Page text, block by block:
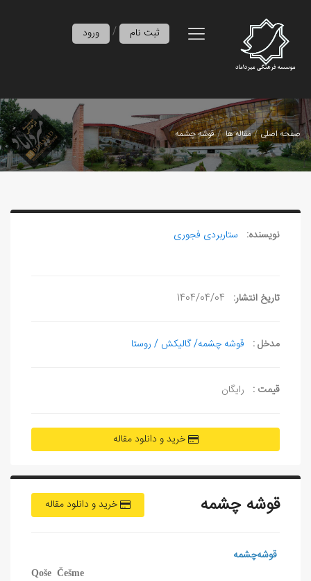
ورود / ثبت نام
صفحه اصلی مقاله ها قوشه چشمه
نویسنده: ستاربردی فجوری
تاریخ انتشار: 1404/04/04
مدخل : قوشه چشمه/ گالیکش / روستا
قیمت : رایگان
خرید و دانلود مقاله
خرید و دانلود مقاله قوشه چشمه
قوشه‌چشمه
Qoše Češme